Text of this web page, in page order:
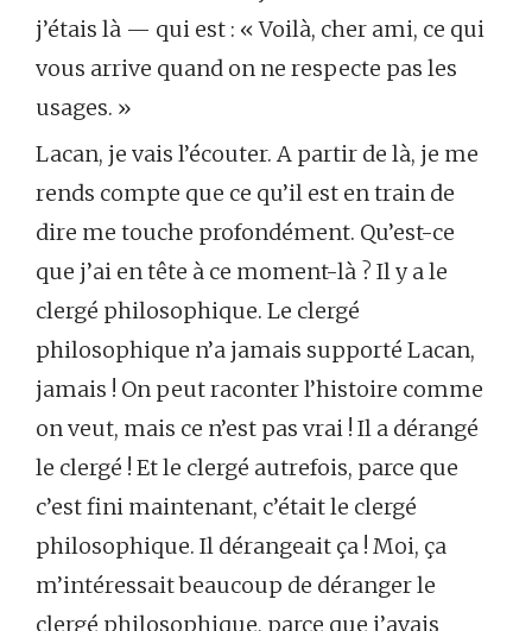
j’étais là — qui est : « Voilà, cher ami, ce qui
vous arrive quand on ne respecte pas les
usages. »
Lacan, je vais l’écouter. A partir de là, je me
rends compte que ce qu’il est en train de
dire me touche profondément. Qu’est-ce
que j’ai en tête à ce moment-là ? Il y a le
clergé philosophique. Le clergé
philosophique n’a jamais supporté Lacan,
jamais ! On peut raconter l’histoire comme
on veut, mais ce n’est pas vrai ! Il a dérangé
le clergé ! Et le clergé autrefois, parce que
c’est fini maintenant, c’était le clergé
philosophique. Il dérangeait ça ! Moi, ça
m’intéressait beaucoup de déranger le
clergé philosophique, parce que j’avais